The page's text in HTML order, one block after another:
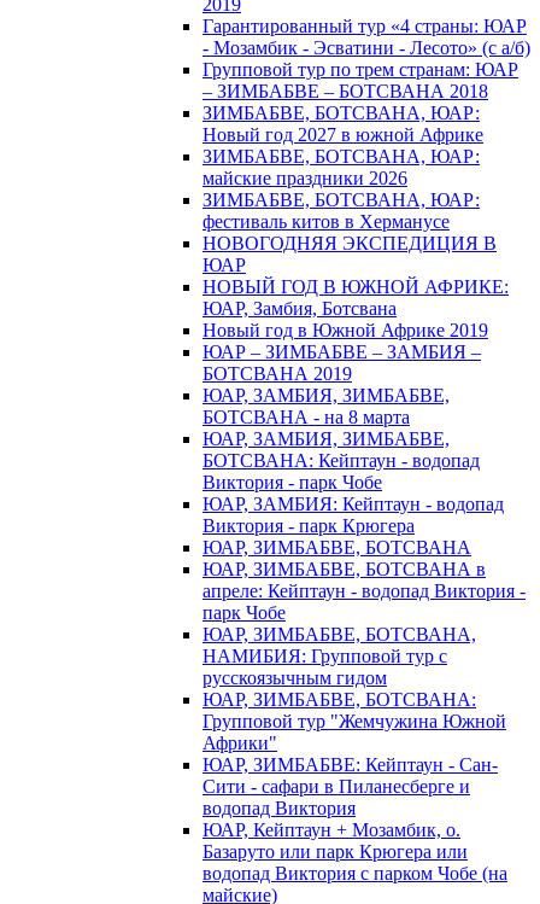
2019
Гарантированный тур «4 страны: ЮАР
- Мозамбик - Эсватини - Лесото» (с а/б)
Групповой тур по трем странам: ЮАР
– ЗИМБАБВЕ – БОТСВАНА 2018
ЗИМБАБВЕ, БОТСВАНА, ЮАР:
Новый год 2027 в южной Африке
ЗИМБАБВЕ, БОТСВАНА, ЮАР:
майские праздники 2026
ЗИМБАБВЕ, БОТСВАНА, ЮАР:
фестиваль китов в Херманусе
НОВОГОДНЯЯ ЭКСПЕДИЦИЯ В
ЮАР
НОВЫЙ ГОД В ЮЖНОЙ АФРИКЕ:
ЮАР, Замбия, Ботсвана
Новый год в Южной Африке 2019
ЮАР – ЗИМБАБВЕ – ЗАМБИЯ –
БОТСВАНА 2019
ЮАР, ЗАМБИЯ, ЗИМБАБВЕ,
БОТСВАНА - на 8 марта
ЮАР, ЗАМБИЯ, ЗИМБАБВЕ,
БОТСВАНА: Кейптаун - водопад
Виктория - парк Чобе
ЮАР, ЗАМБИЯ: Кейптаун - водопад
Виктория - парк Крюгера
ЮАР, ЗИМБАБВЕ, БОТСВАНА
ЮАР, ЗИМБАБВЕ, БОТСВАНА в
апреле: Кейптаун - водопад Виктория -
парк Чобе
ЮАР, ЗИМБАБВЕ, БОТСВАНА,
НАМИБИЯ: Групповой тур с
русскоязычным гидом
ЮАР, ЗИМБАБВЕ, БОТСВАНА:
Групповой тур "Жемчужина Южной
Африки"
ЮАР, ЗИМБАБВЕ: Кейптаун - Сан-
Сити - сафари в Пиланесберге и
водопад Виктория
ЮАР, Кейптаун + Мозамбик, о.
Базаруто или парк Крюгера или
водопад Виктория с парком Чобе (на
майские)